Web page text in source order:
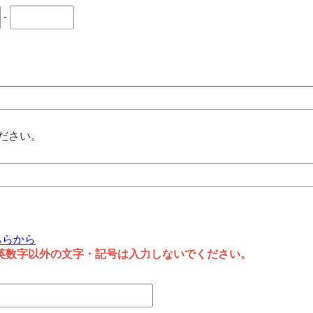
-
さい。
から
字以外の文字・記号は入力しないでください。